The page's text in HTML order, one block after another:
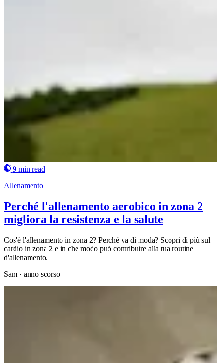
9 min read
Allenamento
Perché l'allenamento aerobico in zona 2
migliora la resistenza e la salute
Cos'è l'allenamento in zona 2? Perché va di moda? Scopri di più sul
cardio in zona 2 e in che modo può contribuire alla tua routine
d'allenamento.
Sam · anno scorso